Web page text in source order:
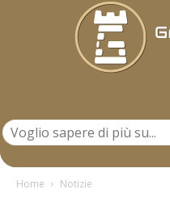
Home Notizie